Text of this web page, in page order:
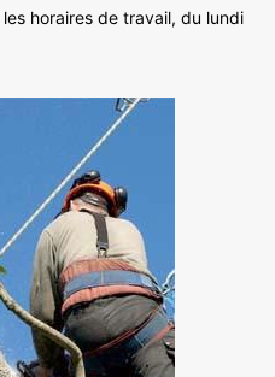
horaires de travail, du lundi